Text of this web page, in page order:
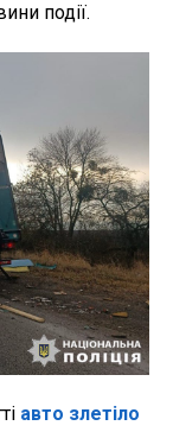
події.
авто злетіло